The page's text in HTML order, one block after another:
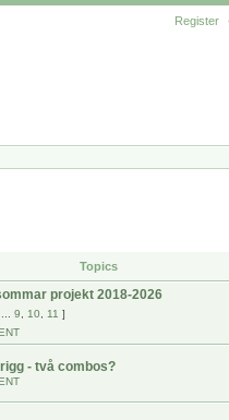
Register
Topics
projekt 2018-2026
9 10 11 ]
- två combos?